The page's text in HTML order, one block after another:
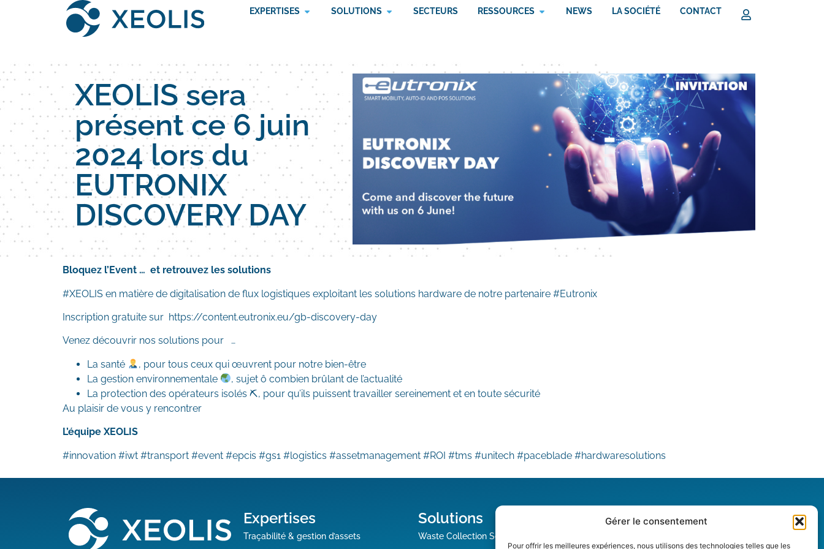
Gérer le consentement
Pour offrir les meilleures expériences, nous utilisons des technologies telles que les
EXPERTISES SOLUTIONS SECTEURS RESSOURCES NEWS LA SOCIÉTÉ CONTACT
XEOLIS sera
présent ce 6 juin
2024 lors du
EUTRONIX
DISCOVERY DAY
Bloquez l’Event … et retrouvez les solutions
#XEOLIS en matière de digitalisation de flux logistiques exploitant les solutions hardware de notre partenaire #Eutronix
Inscription gratuite sur https://content.eutronix.eu/gb-discovery-day
Venez découvrir nos solutions pour …
La santé
, pour tous ceux qui œuvrent pour notre bien-être
La gestion environnementale
, sujet ô combien brûlant de l’actualité
La protection des opérateurs isolés ⛏, pour qu’ils puissent travailler sereinement et en toute sécurité
Au plaisir de vous y rencontrer
L’équipe XEOLIS
#innovation #iwt #transport #event #epcis #gs1 #logistics #assetmanagement #ROI #tms #unitech #paceblade #hardwaresolutions
Expertises
Traçabilité & gestion d’assets
Solutions
Waste Collection Solution
Mobile app